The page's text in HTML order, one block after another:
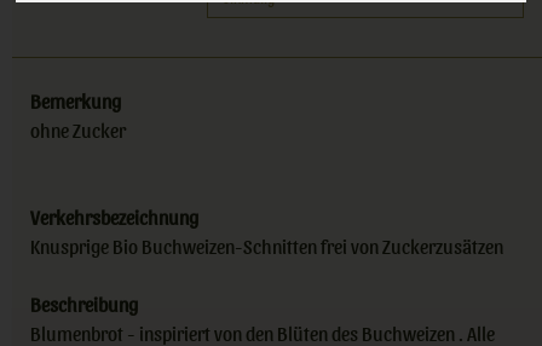
Bemerkung
ohne Zucker
Verkehrsbezeichnung
Knusprige Bio Buchweizen-Schnitten frei von Zuckerzusätzen
Beschreibung
Blumenbrot - inspiriert von den Blüten des Buchweizen . Alle